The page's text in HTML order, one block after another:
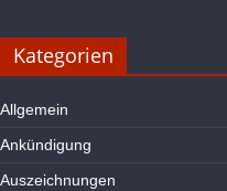
Kategorien
Allgemein
Ankündigung
Auszeichnungen